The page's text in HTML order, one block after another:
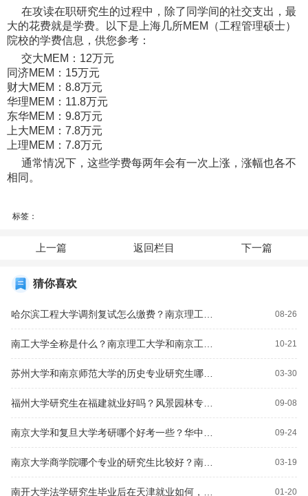
在攻读在职研究生的过程中，除了同学间的社交支出，最
大的花费就是学费。以下是上海几所MEM（工程管理硕士）
院校的学费信息，供您参考：
交大MEM：12万元
同济MEM：15万元
财大MEM：8.8万元
华理MEM：11.8万元
东华MEM：9.8万元
上大MEM：7.8万元
上理MEM：7.8万元
通常情况下，这些学费每两年会有一次上涨，涨幅也各不
相同。
标签：
上一篇 返回栏目 下一篇
猜你喜欢
08-26
10-21
03-30
09-08
09-24
03-19
01-20